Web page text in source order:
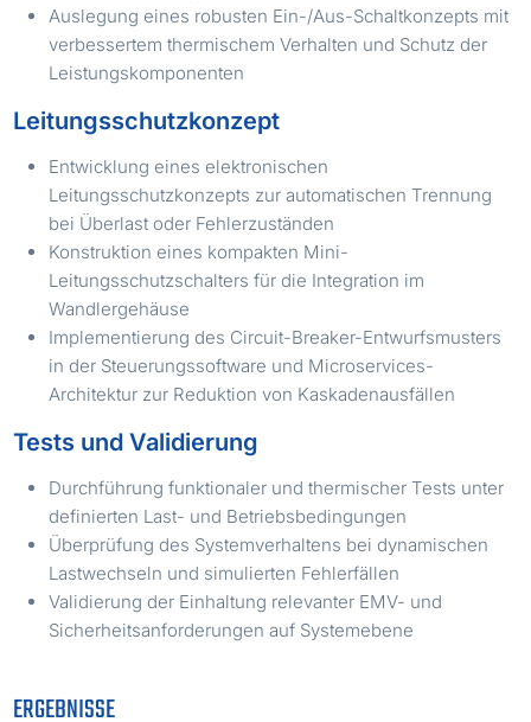
Auslegung eines robusten Ein-/Aus-Schaltkonzepts mit
verbessertem thermischem Verhalten und Schutz der
Leistungskomponenten
Leitungsschutzkonzept
Entwicklung eines elektronischen
Leitungsschutzkonzepts zur automatischen Trennung
bei Überlast oder Fehlerzuständen
Konstruktion eines kompakten Mini-
Leitungsschutzschalters für die Integration im
Wandlergehäuse
Implementierung des Circuit-Breaker-Entwurfsmusters
in der Steuerungssoftware und Microservices-
Architektur zur Reduktion von Kaskadenausfällen
Tests und Validierung
Durchführung funktionaler und thermischer Tests unter
definierten Last- und Betriebsbedingungen
Überprüfung des Systemverhaltens bei dynamischen
Lastwechseln und simulierten Fehlerfällen
Validierung der Einhaltung relevanter EMV- und
Sicherheitsanforderungen auf Systemebene
ERGEBNISSE